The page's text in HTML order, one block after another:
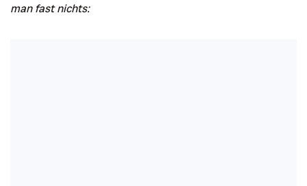
man fast nichts: